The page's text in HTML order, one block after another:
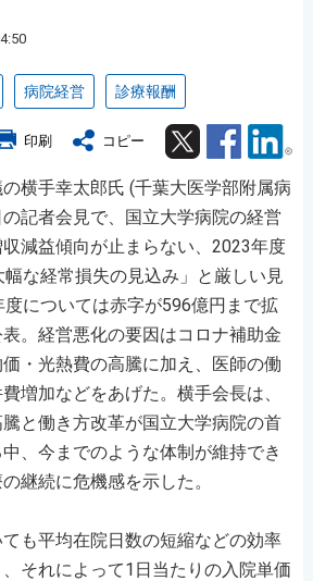
病院経営 診療報酬
印刷 コピー Twitter Facebook
横手幸太郎氏 (千葉大医学部附属病
記者会見で、国立大学病院の経営
減益傾向が止まらない、2023年度
な経常損失の見込み」と厳しい見
については赤字が596億円まで拡
。経営悪化の要因はコロナ補助金
・光熱費の高騰に加え、医師の働
増加などをあげた。横手会長は、
騰と働き方改革が国立大学病院の首
、今までのような体制が維持でき
継続に危機感を示した。
も平均在院日数の短縮などの効率
それによって1日当たりの入院単価